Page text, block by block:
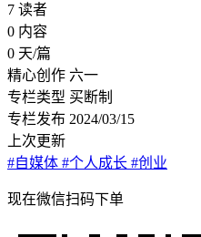
7 读者
0 内容
0 天/篇
精心创作 六一
专栏类型 买断制
专栏发布 2024/03/15
上次更新
#自媒体 #个人成长 #创业
现在微信扫码下单